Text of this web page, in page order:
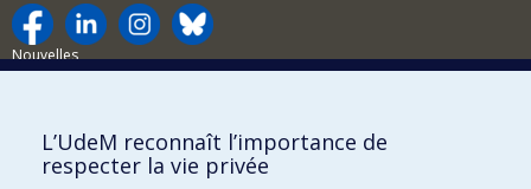
Nouvelles
Comment soutenir le Département?
BESOIN D'AIDE?
L’UdeM reconnaît l’importance de
respecter la vie privée